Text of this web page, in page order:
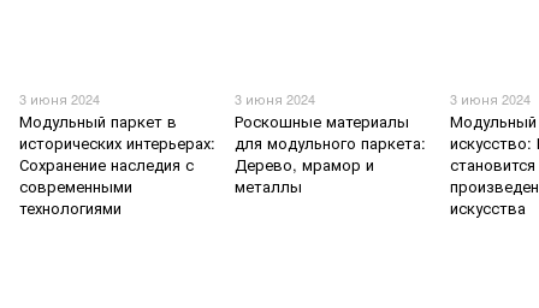
3 июня 2024
Модульный паркет в
исторических интерьерах:
Сохранение наследия с
современными
технологиями
3 июня 2024
Роскошные материалы
для модульного паркета:
Дерево, мрамор и
металлы
3 июня 2024
Модульный
становится
искусства